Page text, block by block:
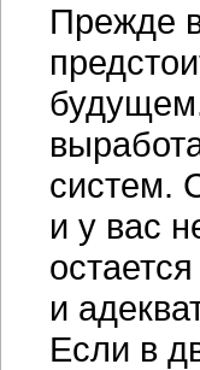
Прежде
систем.
и у вас
и
Если в